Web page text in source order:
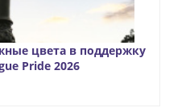
цвета в поддержку
Pride 2026